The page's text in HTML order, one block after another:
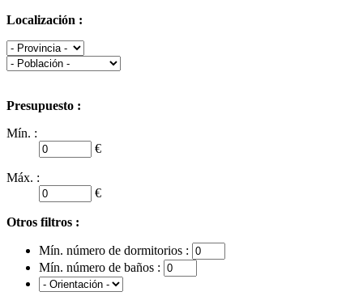
Localización :
Presupuesto :
Mín. :
€
Máx. :
€
Otros filtros :
Mín. número de dormitorios :
Mín. número de baños :